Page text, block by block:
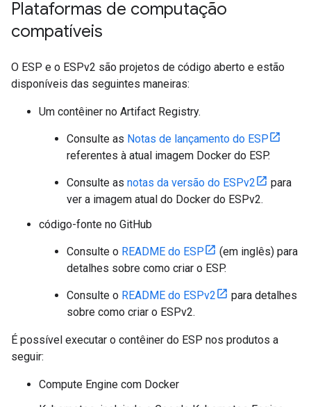
Plataformas de computação
compatíveis
O ESP e o ESPv2 são projetos de código aberto e estão
disponíveis das seguintes maneiras:
Um contêiner no Artifact Registry.
Consulte as Notas de lançamento do ESP
referentes à atual imagem Docker do ESP.
Consulte as notas da versão do ESPv2
para
ver a imagem atual do Docker do ESPv2.
código-fonte no GitHub
Consulte o README do ESP
(em inglês) para
detalhes sobre como criar o ESP.
Consulte o README do ESPv2
para detalhes
sobre como criar o ESPv2.
É possível executar o contêiner do ESP nos produtos a
seguir:
Compute Engine com Docker